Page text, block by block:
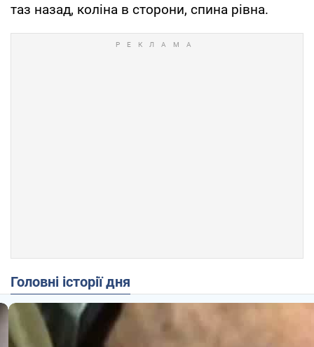
таз назад, коліна в сторони, спина рівна.
Головні історії дня